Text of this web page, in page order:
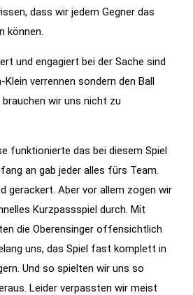
dass wir jedem Gegner das
können.
und engagiert bei der Sache sind
verrennen sondern den Ball
wir uns nicht zu
funktionierte das bei diesem Spiel
an gab jeder alles fürs Team.
gerackert. Aber vor allem zogen wir
Kurzpassspiel durch. Mit
die Oberensinger offensichtlich
uns, das Spiel fast komplett in
Und so spielten wir uns so
Leider verpassten wir meist